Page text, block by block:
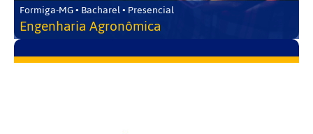
Formiga-MG • Bacharel • Presencial
Engenharia Agronômica